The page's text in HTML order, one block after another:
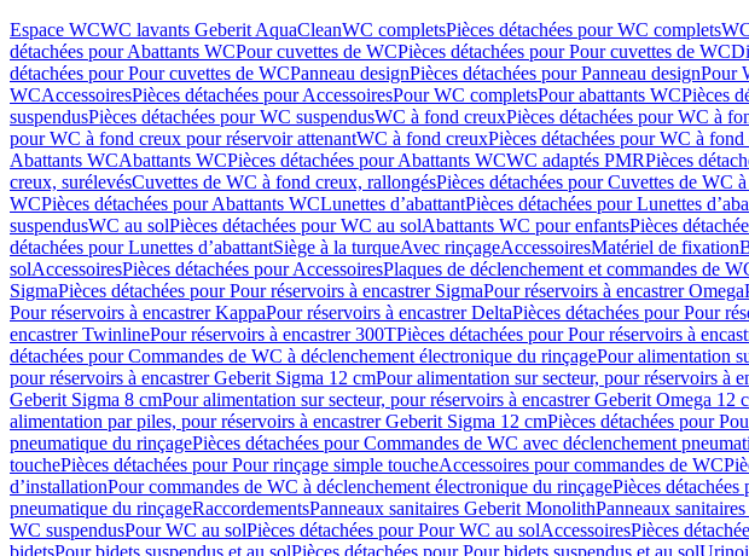
Espace WCWC lavants Geberit AquaCleanWC completsPièces détachées pour WC complets
détachées pour Abattants WCPour cuvettes de WCPièces détachées pour Pour cuvettes de WC
détachées pour Pour cuvettes de WCPanneau designPièces détachées pour Panneau designPour
WCAccessoiresPièces détachées pour AccessoiresPour WC completsPour abattants WCPièces
suspendusPièces détachées pour WC suspendusWC à fond creuxPièces détachées pour WC à
pour WC à fond creux pour réservoir attenantWC à fond creuxPièces détachées pour WC à
Abattants WCAbattants WCPièces détachées pour Abattants WCWC adaptés PMRPièces
creux, surélevésCuvettes de WC à fond creux, rallongésPièces détachées pour Cuvettes de WC
WCPièces détachées pour Abattants WCLunettes d’abattantPièces détachées pour Lunettes
suspendusWC au solPièces détachées pour WC au solAbattants WC pour enfantsPièces
détachées pour Lunettes d’abattantSiège à la turqueAvec rinçageAccessoiresMatériel de fixation
solAccessoiresPièces détachées pour AccessoiresPlaques de déclenchement et commandes de
SigmaPièces détachées pour Pour réservoirs à encastrer SigmaPour réservoirs à encastrer Omega
Pour réservoirs à encastrer KappaPour réservoirs à encastrer DeltaPièces détachées pour Pour
encastrer TwinlinePour réservoirs à encastrer 300TPièces détachées pour Pour réservoirs à
détachées pour Commandes de WC à déclenchement électronique du rinçagePour alimentation
pour réservoirs à encastrer Geberit Sigma 12 cmPour alimentation sur secteur, pour réservoirs à
Geberit Sigma 8 cmPour alimentation sur secteur, pour réservoirs à encastrer Geberit Omega 12
alimentation par piles, pour réservoirs à encastrer Geberit Sigma 12 cmPièces détachées pour
pneumatique du rinçagePièces détachées pour Commandes de WC avec déclenchement
touchePièces détachées pour Pour rinçage simple toucheAccessoires pour commandes de WC
d’installationPour commandes de WC à déclenchement électronique du rinçagePièces
pneumatique du rinçageRaccordementsPanneaux sanitaires Geberit MonolithPanneaux
WC suspendusPour WC au solPièces détachées pour Pour WC au solAccessoiresPièces
bidetsPour bidets suspendus et au solPièces détachées pour Pour bidets suspendus et au sol